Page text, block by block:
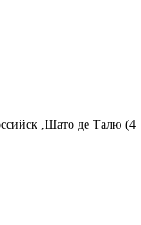
,Шато де Талю (4